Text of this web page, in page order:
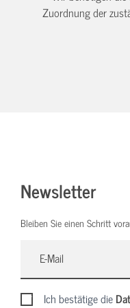
Zuordnung der
Newsletter
Bleiben Sie einen Schritt
Ich bestätige die